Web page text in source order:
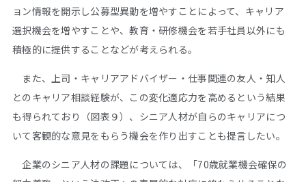
ョン情報を開示し公募型異動を増やすことによって、キャリア
選択機会を増やすことや、教育・研修機会を若手社員以外にも
積極的に提供することなどが考えられる。
また、上司・キャリアアドバイザー・仕事関連の友人・知人
とのキャリア相談経験が、この変化適応力を高めるという結果
も得られており（図表９）、シニア人材が自らのキャリアにつ
いて客観的な意見をもらう機会を作り出すことも提言したい。
企業のシニア人材の課題については、「70歳就業機会確保の